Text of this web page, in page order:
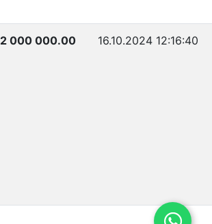
2 000 000.00 16.10.2024 12:16:40